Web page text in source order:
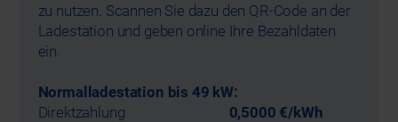
zu nutzen. Scannen Sie dazu den QR-Code an der
Ladestation und geben online Ihre Bezahldaten
ein.
Normalladestation bis 49 kW:
Direktzahlung
0,5000 €/kWh